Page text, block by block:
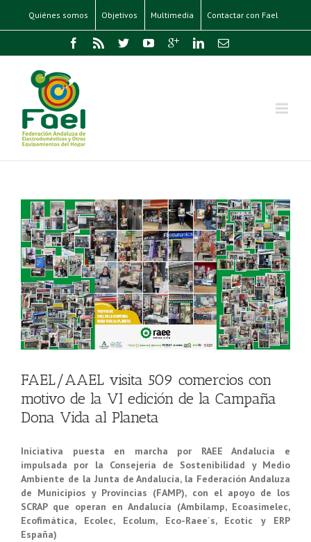
Quiénes somos Objetivos Multimedia Contactar con Fael
FAEL/AAEL visita 509 comercios con
motivo de la VI edición de la Campaña
Dona Vida al Planeta
Iniciativa puesta en marcha por RAEE Andalucía e
impulsada por la Consejería de Sostenibilidad y Medio
Ambiente de la Junta de Andalucía, la Federación Andaluza
de Municipios y Provincias (FAMP), con el apoyo de los
SCRAP que operan en Andalucía (Ambilamp, Ecoasimelec,
Ecofimática, Ecolec, Ecolum, Eco-Raee´s, Ecotic y ERP
España)